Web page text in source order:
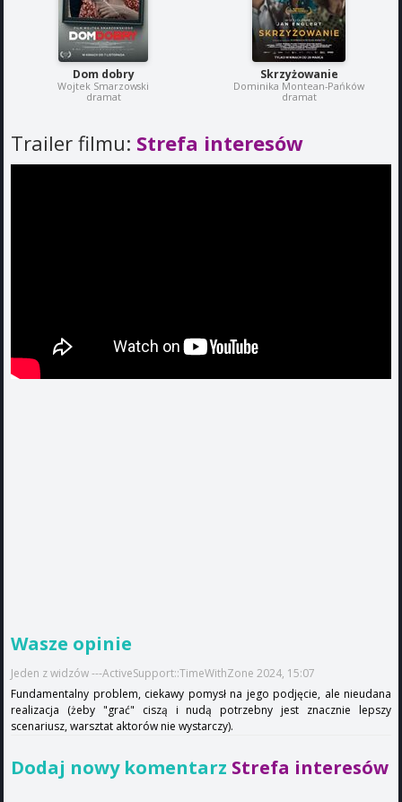
Dom dobry
Wojtek Smarzowski
dramat
Skrzyżowanie
Dominika Montean-Pańków
dramat
Trailer filmu: Strefa interesów
Wasze opinie
Jeden z widzów ---ActiveSupport::TimeWithZone 2024, 15:07
Fundamentalny problem, ciekawy pomysł na jego podjęcie, ale nieudana
realizacja (żeby "grać" ciszą i nudą potrzebny jest znacznie lepszy
scenariusz, warsztat aktorów nie wystarczy).
Dodaj nowy komentarz Strefa interesów